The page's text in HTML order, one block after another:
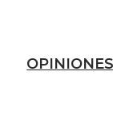
OPINIONES